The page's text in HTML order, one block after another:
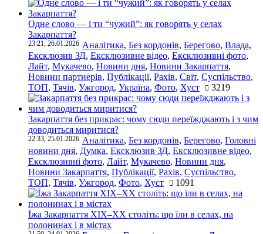
Одне слово — і ти “чужий”: як говорять у селах
Закарпаття?
23:21, 26.01.2026 Аналітика, Без кордонів, Берегово, Влада,
Ексклюзив ЗД, Ексклюзивне відео, Ексклюзивні фото,
Лайт, Мукачево, Новини дня, Новини Закарпаття,
Новини партнерів, Публікації, Рахів, Світ, Суспільство,
ТОП, Тячів, Ужгород, Україна, Фото, Хуст 3219
Закарпаття без прикрас: чому сюди переїжджають і з чим
доводиться миритися?
22:33, 25.01.2026 Аналітика, Без кордонів, Берегово, Головні
новини дня, Думка, Ексклюзив ЗД, Ексклюзивне відео,
Ексклюзивні фото, Лайт, Мукачево, Новини дня,
Новини Закарпаття, Публікації, Рахів, Суспільство,
ТОП, Тячів, Ужгород, Фото, Хуст 1091
Їжа Закарпаття ХІХ–ХХ століть: що їли в селах, на
полонинах і в містах